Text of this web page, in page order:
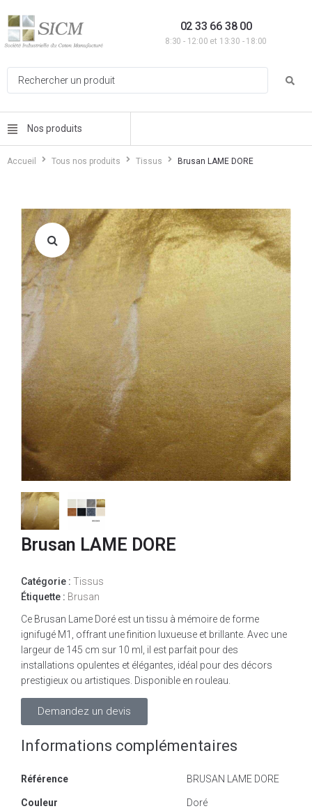
02 33 66 38 00
8:30 - 12:00 et 13:30 - 18:00
Nos produits
Accueil Tous nos produits Tissus Brusan LAME DORE
Brusan LAME DORE
Catégorie : Tissus
Étiquette : Brusan
Ce Brusan Lame Doré est un tissu à mémoire de forme
ignifugé M1, offrant une finition luxueuse et brillante. Avec une
largeur de 145 cm sur 10 ml, il est parfait pour des
installations opulentes et élégantes, idéal pour des décors
prestigieux ou artistiques. Disponible en rouleau.
Demandez un devis
Informations complémentaires
Référence BRUSAN LAME DORE
Couleur Doré